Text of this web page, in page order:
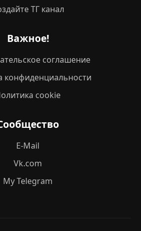
ТГ канал
Важное!
соглашение
конфиденциальности
cookie
E-Mail
Vk.com
My Telegram